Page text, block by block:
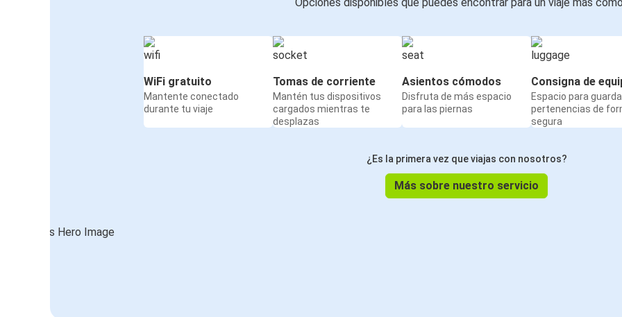
WiFi gratuito
Mantente conectado
durante tu viaje
Tomas de corriente
Mantén tus dispositivos
cargados mientras te
desplazas
Asientos cómodos
Disfruta de más espacio
para las piernas
Consigna de
Espacio para
pertenencias de
segura
¿Es la primera vez que viajas con nosotros?
Más sobre nuestro servicio